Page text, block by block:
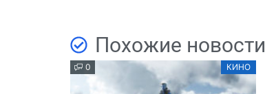
Похожие новости
0 КИНО